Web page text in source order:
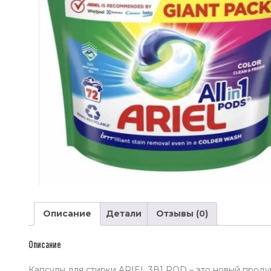
Описание Детали Отзывы (0)
Описание